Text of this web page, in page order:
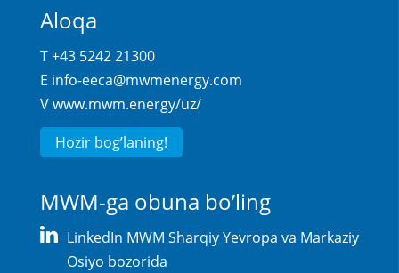
Aloqa
T +43 5242 21300
E info-eeca@mwmenergy.com
Vwww.mwm.energy/uz/
Hozir bog’laning!
MWM-ga obuna bo’ling
LinkedIn MWM Sharqiy Yevropa va Markaziy
Osiyo bozorida